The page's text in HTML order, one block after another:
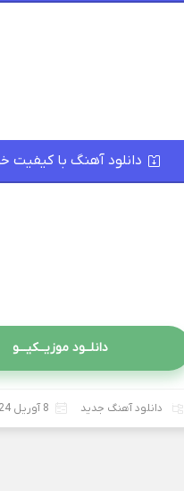
دانلود آهنگ با کیفیت
دانلــود موزیــکیـــو
دانلود آهنگ جدید 8 آوریل 2024